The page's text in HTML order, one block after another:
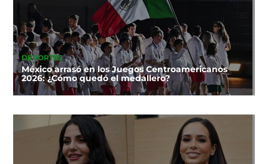
DEPORTES
México arrasó en los Juegos Centroamericanos
2026: ¿Cómo quedó el medallero?